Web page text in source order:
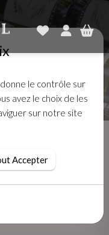
le contrôle sur
avez le choix de les
sur notre site
Accepter